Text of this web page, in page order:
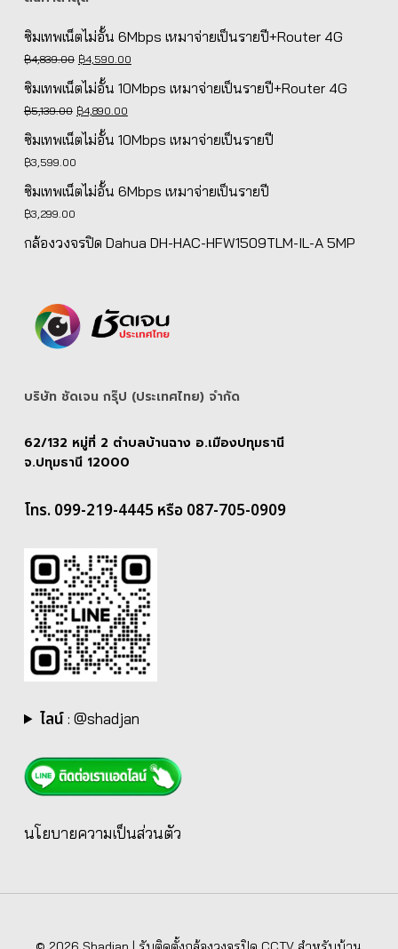
ซิมเทพเน็ตไม่อั้น 6Mbps เหมาจ่ายเป็นรายปี+Router 4G
฿4,839.00 Original
price
฿4,839.00.
฿4,590.00Current
ซิมเทพเน็ตไม่อั้น 10Mbps เหมาจ่ายเป็นรายปี+Router 4G
฿5,139.00 Original
price
฿4,890.00Current
ซิมเทพเน็ตไม่อั้น 10Mbps เหมาจ่ายเป็นรายปี
฿3,599.00
ซิมเทพเน็ตไม่อั้น 6Mbps เหมาจ่ายเป็นรายปี
฿3,299.00
กล้องวงจรปิด Dahua DH-HAC-HFW1509TLM-IL-A 5MP
บริษัท ชัดเจน กรุ๊ป (ประเทศไทย) จํากัด
62/132 หมู่ที่ 2 ตำบลบ้านฉาง อ.เมืองปทุมธานี
จ.ปทุมธานี 12000
โทร. 099-219-4445 หรือ 087-705-0909
ไลน์: @shadjan
นโยบายความเป็นส่วนตัว